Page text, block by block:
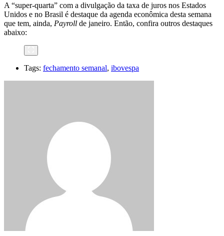
A “super-quarta” com a divulgação da taxa de juros nos Estados
Unidos e no Brasil é destaque da agenda econômica desta semana
que tem, ainda, Payroll de janeiro. Então, confira outros destaques
abaixo:
Tags: fechamento semanal, ibovespa